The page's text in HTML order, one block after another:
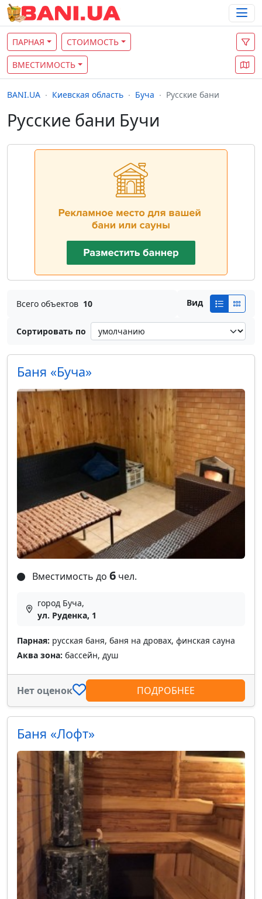
ПАРНАЯ СТОИМОСТЬ
ВМЕСТИМОСТЬ
BANI.UA Киевская область Буча Русские бани
Русские бани Бучи
Всего объектов 10 Вид
Сортировать по
Баня «Буча»
Вместимость до 6 чел.
город Буча,
ул. Руденка, 1
Парная: русская баня, баня на дровах, финская сауна
Аква зона: бассейн, душ
Нет оценок ПОДРОБНЕЕ
Баня «Лофт»